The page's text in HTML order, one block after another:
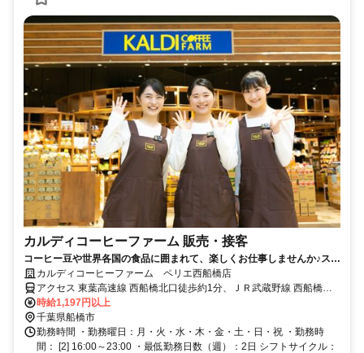
カルディコーヒーファーム 販売・接客
コーヒー豆や世界各国の食品に囲まれて、楽しくお仕事しませんか♪スタ
ッフ割引あり！未経験OK
カルディコーヒーファーム ペリエ西船橋店
アクセス 東葉高速線 西船橋北口徒歩約1分、ＪＲ武蔵野線 西船橋北
口徒歩約1分、東京メトロ東西線 西船橋北口徒歩約1分
時給1,197円以上
千葉県船橋市
勤務時間 ・勤務曜日：月・火・水・木・金・土・日・祝 ・勤務時
間： [2] 16:00～23:00 ・最低勤務日数（週）：2日 シフトサイクル：